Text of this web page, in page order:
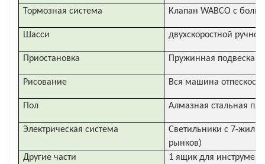
Тормозная система Клапан WABCO с
Шасси двухскоростной
Приостановка Пружинная подвеска,
Рисование Вся машина
Пол Алмазная стальная
Электрическая система
Светильники с 7-
рынков)
Другие части
1 ящик для